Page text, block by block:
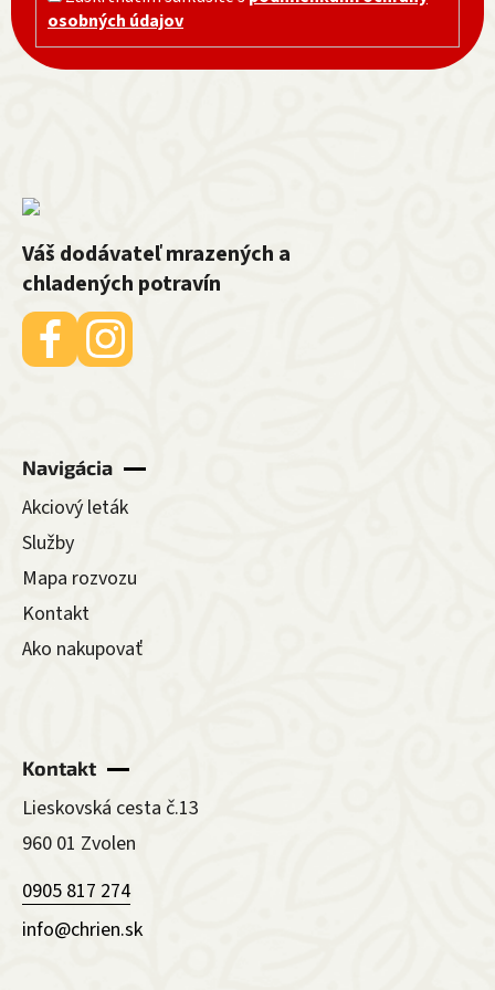
osobných údajov
Váš dodávateľ mrazených a
chladených potravín
Navigácia
Akciový leták
Služby
Mapa rozvozu
Kontakt
Ako nakupovať
Kontakt
Lieskovská cesta č.13
960 01 Zvolen
0905 817 274
info@chrien.sk